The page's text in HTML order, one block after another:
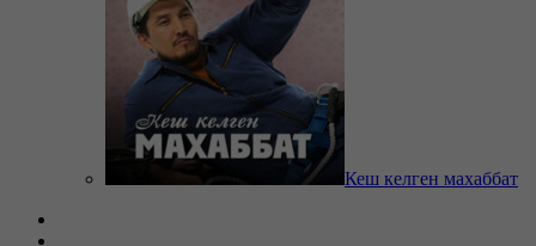
Кеш келген махаббат